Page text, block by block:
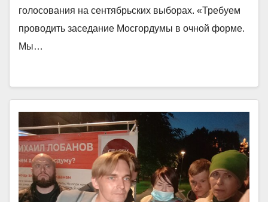
голосования на сентябрьских выборах. «Требуем
проводить заседание Мосгордумы в очной форме.
Мы…